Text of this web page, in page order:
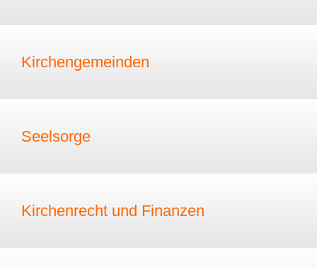
Kirchengemeinden
Seelsorge
Kirchenrecht und Finanzen